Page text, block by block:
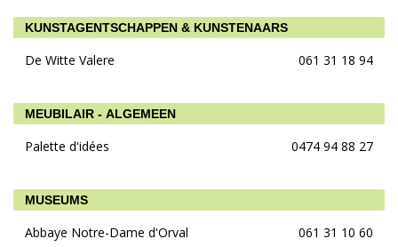
KUNSTAGENTSCHAPPEN & KUNSTENAARS
De Witte Valere 061 31 18 94
MEUBILAIR - ALGEMEEN
Palette d'idées 0474 94 88 27
MUSEUMS
Abbaye Notre-Dame d'Orval
061 31 10 60